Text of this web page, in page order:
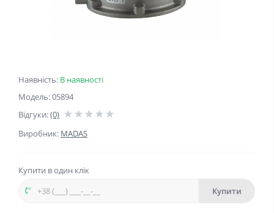
Наявність: В наявності
Модель: 05894
Відгуки:(0)
Виробник: MADAS
Купити в один клік
Купити